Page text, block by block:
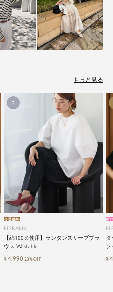
もっと見る
ELFRANK
【綿100％使用】ランタンスリーブブラ
ウス Washable
会員価格
¥4,990 23%OFF
タ
ソ
新
¥